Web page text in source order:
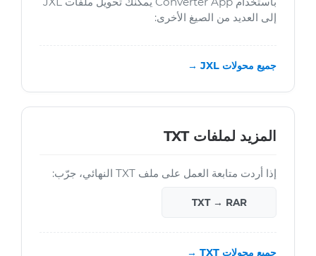
إلى العديد من الصيغ الأخرى:
جميع محولات JXL →
المزيد لملفات TXT
إذا أردت متابعة العمل على ملف TXT النهائي، جرّب:
TXT → RAR
جميع محولات TXT →